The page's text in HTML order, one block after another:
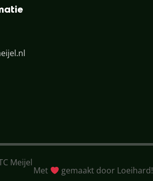
Meijel
Met gemaakt door Loeihard!